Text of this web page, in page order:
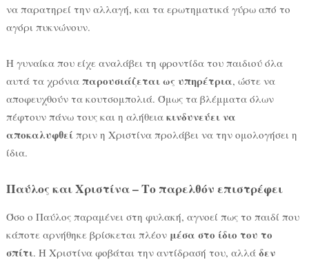
να παρατηρεί την αλλαγή, και τα ερωτηματικά γύρω από το
αγόρι πυκνώνουν.
Η γυναίκα που είχε αναλάβει τη φροντίδα του παιδιού όλα
αυτά τα χρόνια παρουσιάζεται ως υπηρέτρια, ώστε να
αποφευχθούν τα κουτσομπολιά. Όμως τα βλέμματα όλων
πέφτουν πάνω τους και η αλήθεια κινδυνεύει να
αποκαλυφθείπριν η Χριστίνα προλάβει να την ομολογήσει η
ίδια.
Παύλος και Χριστίνα – Το παρελθόν επιστρέφει
Όσο ο Παύλος παραμένει στη φυλακή, αγνοεί πως το παιδί που
κάποτε αρνήθηκε βρίσκεται πλέον μέσα στο ίδιο του το
σπίτι. Η Χριστίνα φοβάται την αντίδρασή του, αλλά δεν